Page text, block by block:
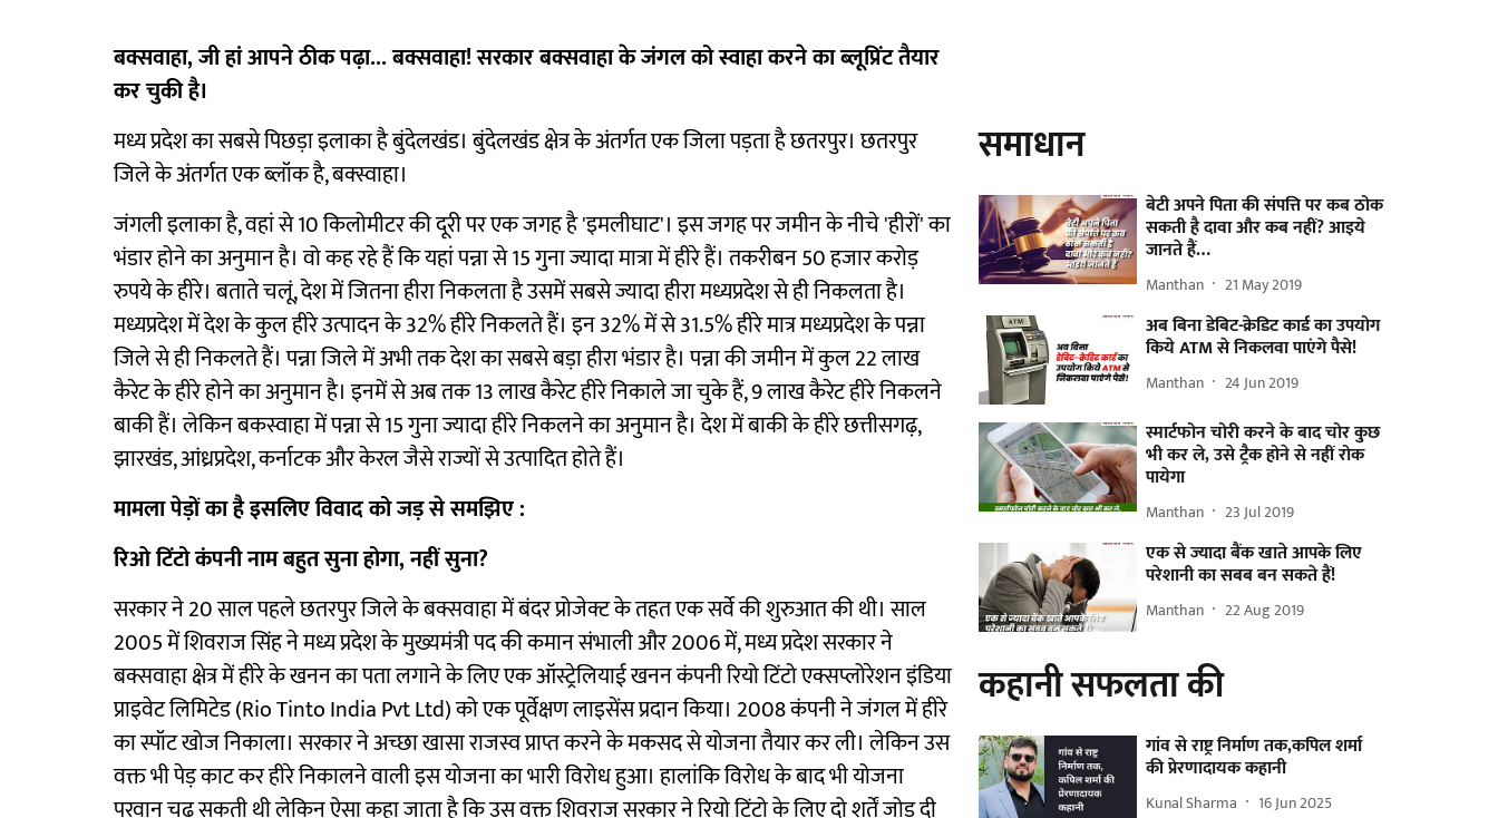
बक्सवाहा, जी हां आपने ठीक पढ़ा... बक्सवाहा! सरकार बक्सवाहा के जंगल को स्वाहा करने का ब्लूप्रिंट तैयार
कर चुकी है।
मध्य प्रदेश का सबसे पिछड़ा इलाका है बुंदेलखंड। बुंदेलखंड क्षेत्र के अंतर्गत एक जिला पड़ता है छतरपुर। छतरपुर
जिले के अंतर्गत एक ब्लॉक है, बक्स्वाहा।
जंगली इलाका है, वहां से 10 किलोमीटर की दूरी पर एक जगह है 'इमलीघाट'। इस जगह पर जमीन के नीचे 'हीरों' का
भंडार होने का अनुमान है। वो कह रहे हैं कि यहां पन्ना से 15 गुना ज्यादा मात्रा में हीरे हैं। तकरीबन 50 हजार करोड़
रुपये के हीरे। बताते चलूं, देश में जितना हीरा निकलता है उसमें सबसे ज्यादा हीरा मध्यप्रदेश से ही निकलता है।
मध्यप्रदेश में देश के कुल हीरे उत्पादन के 32% हीरे निकलते हैं। इन 32% में से 31.5% हीरे मात्र मध्यप्रदेश के पन्ना
जिले से ही निकलते हैं। पन्ना जिले में अभी तक देश का सबसे बड़ा हीरा भंडार है। पन्ना की जमीन में कुल 22 लाख
कैरेट के हीरे होने का अनुमान है। इनमें से अब तक 13 लाख कैरेट हीरे निकाले जा चुके हैं, 9 लाख कैरेट हीरे निकलने
बाकी हैं। लेकिन बकस्वाहा में पन्ना से 15 गुना ज्यादा हीरे निकलने का अनुमान है। देश में बाकी के हीरे छत्तीसगढ़,
झारखंड, आंध्रप्रदेश, कर्नाटक और केरल जैसे राज्यों से उत्पादित होते हैं।
मामला पेड़ों का है इसलिए विवाद को जड़ से समझिए :
रिओ टिंटो कंपनी नाम बहुत सुना होगा, नहीं सुना?
सरकार ने 20 साल पहले छतरपुर जिले के बक्सवाहा में बंदर प्रोजेक्ट के तहत एक सर्वे की शुरुआत की थी। साल
2005 में शिवराज सिंह ने मध्य प्रदेश के मुख्यमंत्री पद की कमान संभाली और 2006 में, मध्य प्रदेश सरकार ने
बक्सवाहा क्षेत्र में हीरे के खनन का पता लगाने के लिए एक ऑस्ट्रेलियाई खनन कंपनी रियो टिंटो एक्सप्लोरेशन इंडिया
प्राइवेट लिमिटेड (Rio Tinto India Pvt Ltd) को एक पूर्वेक्षण लाइसेंस प्रदान किया। 2008 कंपनी ने जंगल में हीरे
का स्पॉट खोज निकाला। सरकार ने अच्छा खासा राजस्व प्राप्त करने के मकसद से योजना तैयार कर ली। लेकिन उस
वक्त भी पेड़ काट कर हीरे निकालने वाली इस योजना का भारी विरोध हुआ। हालांकि विरोध के बाद भी योजना
परवान चढ़ सकती थी लेकिन ऐसा कहा जाता है कि उस वक्त शिवराज सरकार ने रियो टिंटो के लिए दो शर्तें जोड़ दी
समाधान
बेटी अपने पिता की संपत्ति पर कब ठोक
सकती है दावा और कब नहीं? आइये
जानते हैं…
Manthan 21 May 2019
अब बिना डेबिट-क्रेडिट कार्ड का उपयोग
किये ATM से निकलवा पाएंगे पैसे!
Manthan 24 Jun 2019
स्मार्टफोन चोरी करने के बाद चोर कुछ
भी कर ले, उसे ट्रैक होने से नहीं रोक
पायेगा
Manthan 23 Jul 2019
एक से ज्यादा बैंक खाते आपके लिए
परेशानी का सबब बन सकते हैं!
Manthan 22 Aug 2019
कहानी सफलता की
गांव से राष्ट्र निर्माण तक,कपिल शर्मा
की प्रेरणादायक कहानी
Kunal Sharma 16 Jun 2025